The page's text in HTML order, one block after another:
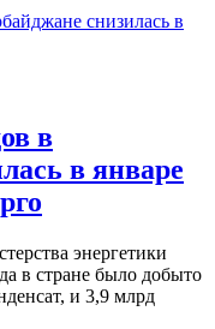
в
в январе
энергетики
в стране было добыто
и 3,9 млрд